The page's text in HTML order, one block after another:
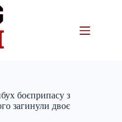
боєприпасу з
загинули двоє